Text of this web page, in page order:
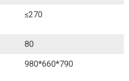
≤270
80
980*660*790